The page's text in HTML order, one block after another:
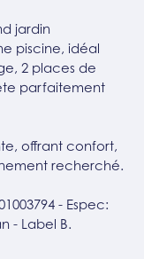
jardin
piscine, idéal
2 places de
parfaitement
offrant confort,
recherché.
- Espec:
- Label B.